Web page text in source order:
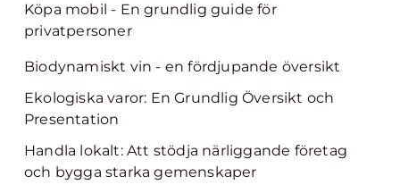
Köpa mobil - En grundlig guide för
privatpersoner
Biodynamiskt vin - en fördjupande översikt
Ekologiska varor: En Grundlig Översikt och
Presentation
Handla lokalt: Att stödja närliggande företag
och bygga starka gemenskaper